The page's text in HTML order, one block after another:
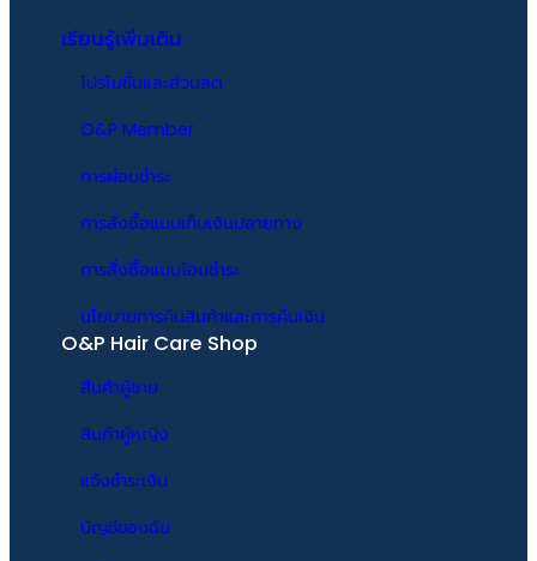
คำเตือนและข้อควรระวัง
ประทาน
ควรกินอาหารให้ครบ 5 หมู่ ในสัดส่วน
ไม่มีผลป้องกัน หรือรักษาโรค
มีซองวัตถุกันชื้น
ตัวเลือกบรรจุภัณฑ์และขนาด
1 กระปุก ขนาด 30 แคปซูล สำหรับ
ทาน 1 เดือน (ทานวันละ 1 แคปซูล)
1 คอร์ส ขนาด 120 แคปซูล สำหรับ
เรียนรู้เพิ่มเติม
โปรโมชั่นและส่วนลด
O&P Member
การผ่อนชำระ
การสั่งซื้อแบบเก็บเงินปลายทาง
การสั่งซื้อแบบโอนชำระ
นโยบายการคืนสินค้าและการคืนเงิน
O&P Hair Care Shop
สินค้าผู้ชาย
สินค้าผู้หญิง
แจ้งชำระเงิน
บัญชีของฉัน